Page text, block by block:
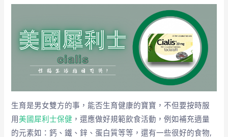
生育是男女雙方的事，能否生育健康的寶寶，不但要按時服
用美國犀利士保健 ，還應做好規範飲食活動，例如補充適量
的元素如：鈣、鐵、鋅、蛋白質等等，還有一些很好的食物,